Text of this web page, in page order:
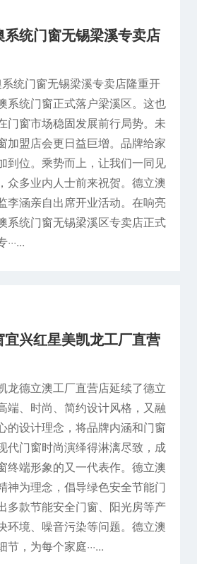
统门窗无锡梁溪专卖店
统门窗无锡梁溪专卖店隆重开
系统门窗正式落户梁溪区。这也
门窗市场稳固发展前行局势。未
加盟店会更日益巨增。品牌给家
到位。乘势而上，让我们一同见
众多业内人士前来祝贺。德立澳
李涵亲自出席开业活动。在响亮
系统门窗无锡梁溪区专卖店正式
兴红星美凯龙工厂直营
龙德立澳工厂直营店延续了德立
端、时尚、简约设计风格，又融
的设计理念，将品牌内涵和门窗
代门窗时尚演绎得淋漓尽致，成
终端形象的又一代表作。德立澳
神为理念，倡导绿色安全节能门
多款节能安全门窗、阳光房等产
环境、噪音污染等问题。德立澳
，为每个家庭···...